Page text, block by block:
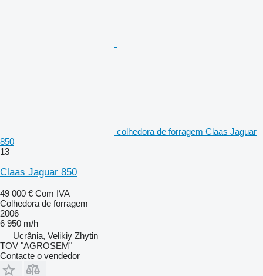
colhedora de forragem Claas Jaguar
850
13
Claas Jaguar 850
49 000 € Com IVA
Colhedora de forragem
2006
6 950 m/h
Ucrânia, Velikiy Zhytin
TOV "AGROSEM"
Contacte o vendedor